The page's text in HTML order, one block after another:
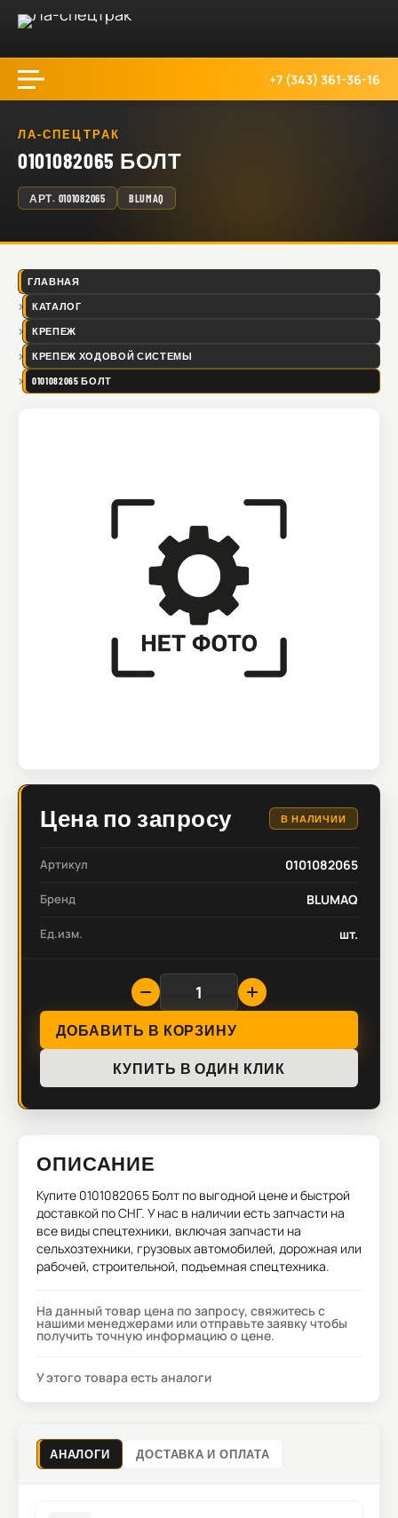
+7 (343) 361-36-16
ЛА-СПЕЦТРАК
0101082065 БОЛТ
АРТ. 0101082065 BLUMAQ
ГЛАВНАЯ
КАТАЛОГ
КРЕПЕЖ
КРЕПЕЖ ХОДОВОЙ СИСТЕМЫ
0101082065 БОЛТ
Цена по запросу В НАЛИЧИИ
Артикул 0101082065
Бренд BLUMAQ
Ед.изм. шт.
ДОБАВИТЬ В КОРЗИНУ
КУПИТЬ В ОДИН КЛИК
ОПИСАНИЕ
Купите 0101082065 Болт по выгодной цене и быстрой
доставкой по СНГ. У нас в наличии есть запчасти на
все виды спецтехники, включая запчасти на
сельхозтехники, грузовых автомобилей, дорожная или
рабочей, строительной, подъемная спецтехника.
На данный товар цена по запросу, свяжитесь с
нашими менеджерами или отправьте заявку чтобы
получить точную информацию о цене.
У этого товара есть аналоги
АНАЛОГИ ДОСТАВКА И ОПЛАТА